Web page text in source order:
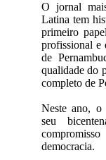
O jornal
Latina tem
primeiro
profissional e
de
qualidade do
completo de
Neste ano, o
seu
democracia.